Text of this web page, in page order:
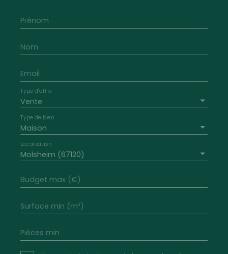
Prénom
Nom
Email
Vente
Type d'offre
Maison
Type de bien
Molsheim (67120)
Localisation
Budget max (€)
Surface min (m²)
Pièces min